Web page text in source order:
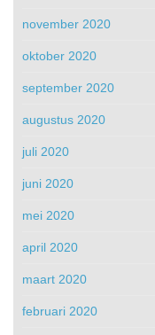
november 2020
oktober 2020
september 2020
augustus 2020
juli 2020
juni 2020
mei 2020
april 2020
maart 2020
februari 2020